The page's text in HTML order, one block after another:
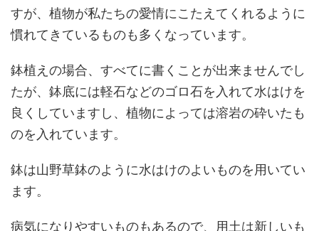
すが、植物が私たちの愛情にこたえてくれるように
慣れてきているものも多くなっています。
鉢植えの場合、すべてに書くことが出来ませんでし
たが、鉢底には軽石などのゴロ石を入れて水はけを
良くしていますし、植物によっては溶岩の砕いたも
のを入れています。
鉢は山野草鉢のように水はけのよいものを用いてい
ます。
病気になりやすいものもあるので、用土は新しいも